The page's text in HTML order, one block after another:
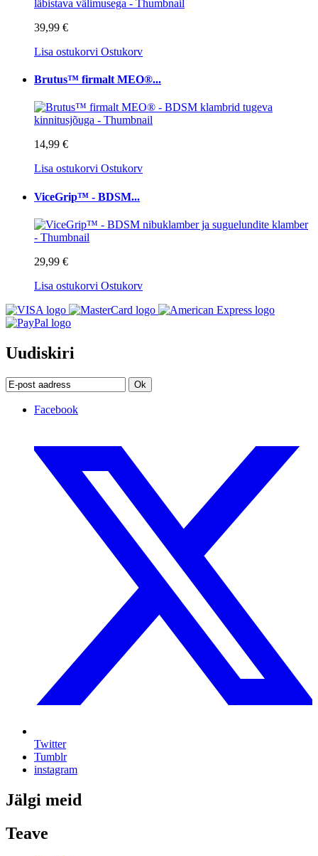
39,99 €
Lisa ostukorvi Ostukorv
Brutus™ firmalt MEO®...
14,99 €
Lisa ostukorvi Ostukorv
ViceGrip™ - BDSM...
29,99 €
Lisa ostukorvi Ostukorv
Uudiskiri
Ok
Facebook
Twitter
Tumblr
instagram
Jälgi meid
Teave